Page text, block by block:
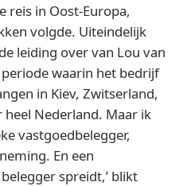
reis in Oost-Europa,
volgde. Uiteindelijk
leiding over van Lou van
periode waarin het bedrijf
in Kiev, Zwitserland,
Nederland. Maar ik
vastgoedbelegger,
En een
spreidt,’ blikt